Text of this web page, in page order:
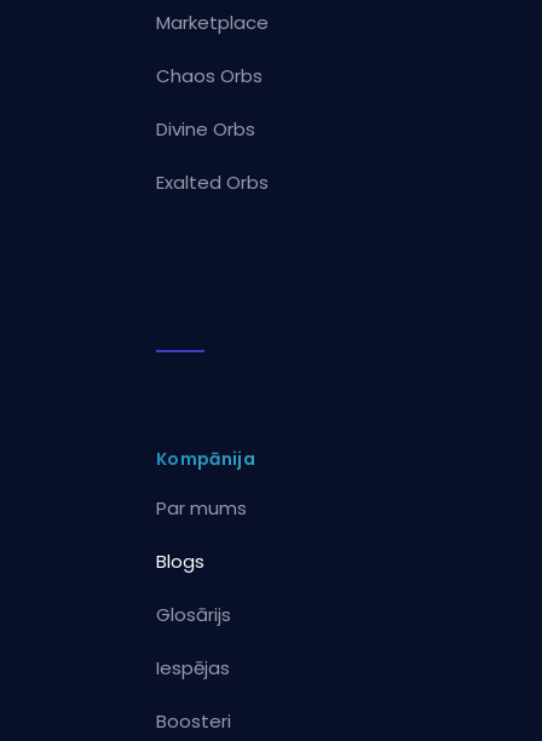
Marketplace
Chaos Orbs
Divine Orbs
Exalted Orbs
Kompānija
Par mums
Blogs
Glosārijs
Iespējas
Boosteri